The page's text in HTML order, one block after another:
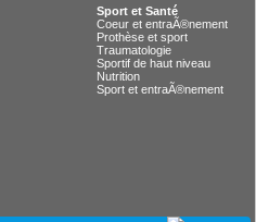
Sport et Santé
Coeur et entraÃ®nement
Prothèse et sport
Traumatologie
Sportif de haut niveau
Nutrition
Sport et entraÃ®nement